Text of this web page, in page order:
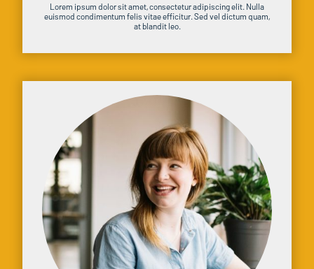
Lorem ipsum dolor sit amet, consectetur adipiscing elit. Nulla
euismod condimentum felis vitae efficitur. Sed vel dictum quam,
at blandit leo.